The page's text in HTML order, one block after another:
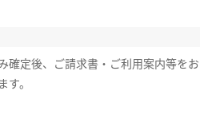
確定後、ご請求書・ご利用案内等をお
す。